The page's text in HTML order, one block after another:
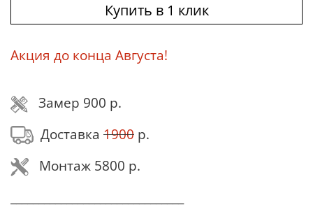
Купить в 1 клик
Акция до конца Августа!
Замер 900 р.
Доставка 1900 р.
Монтаж 5800 р.